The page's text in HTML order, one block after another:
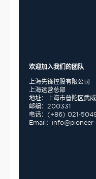
欢迎加入我们的团队
上海先锋控股有限公司
上海运营总部
地址：上海市普陀区武
邮编：200331
电话：(+86) 021-
Email：